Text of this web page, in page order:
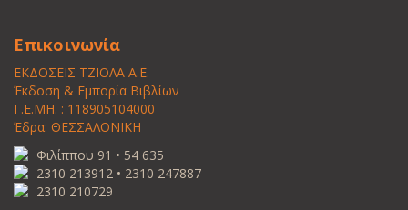
Επικοινωνία
ΕΚΔΟΣΕΙΣ ΤΖΙΟΛΑ Α.Ε.
Έκδοση & Εμπορία Βιβλίων
Γ.Ε.ΜΗ. : 118905104000
Έδρα: ΘΕΣΣΑΛΟΝΙΚΗ
Φιλίππου 91 • 54 635
2310 213912 • 2310 247887
2310 210729